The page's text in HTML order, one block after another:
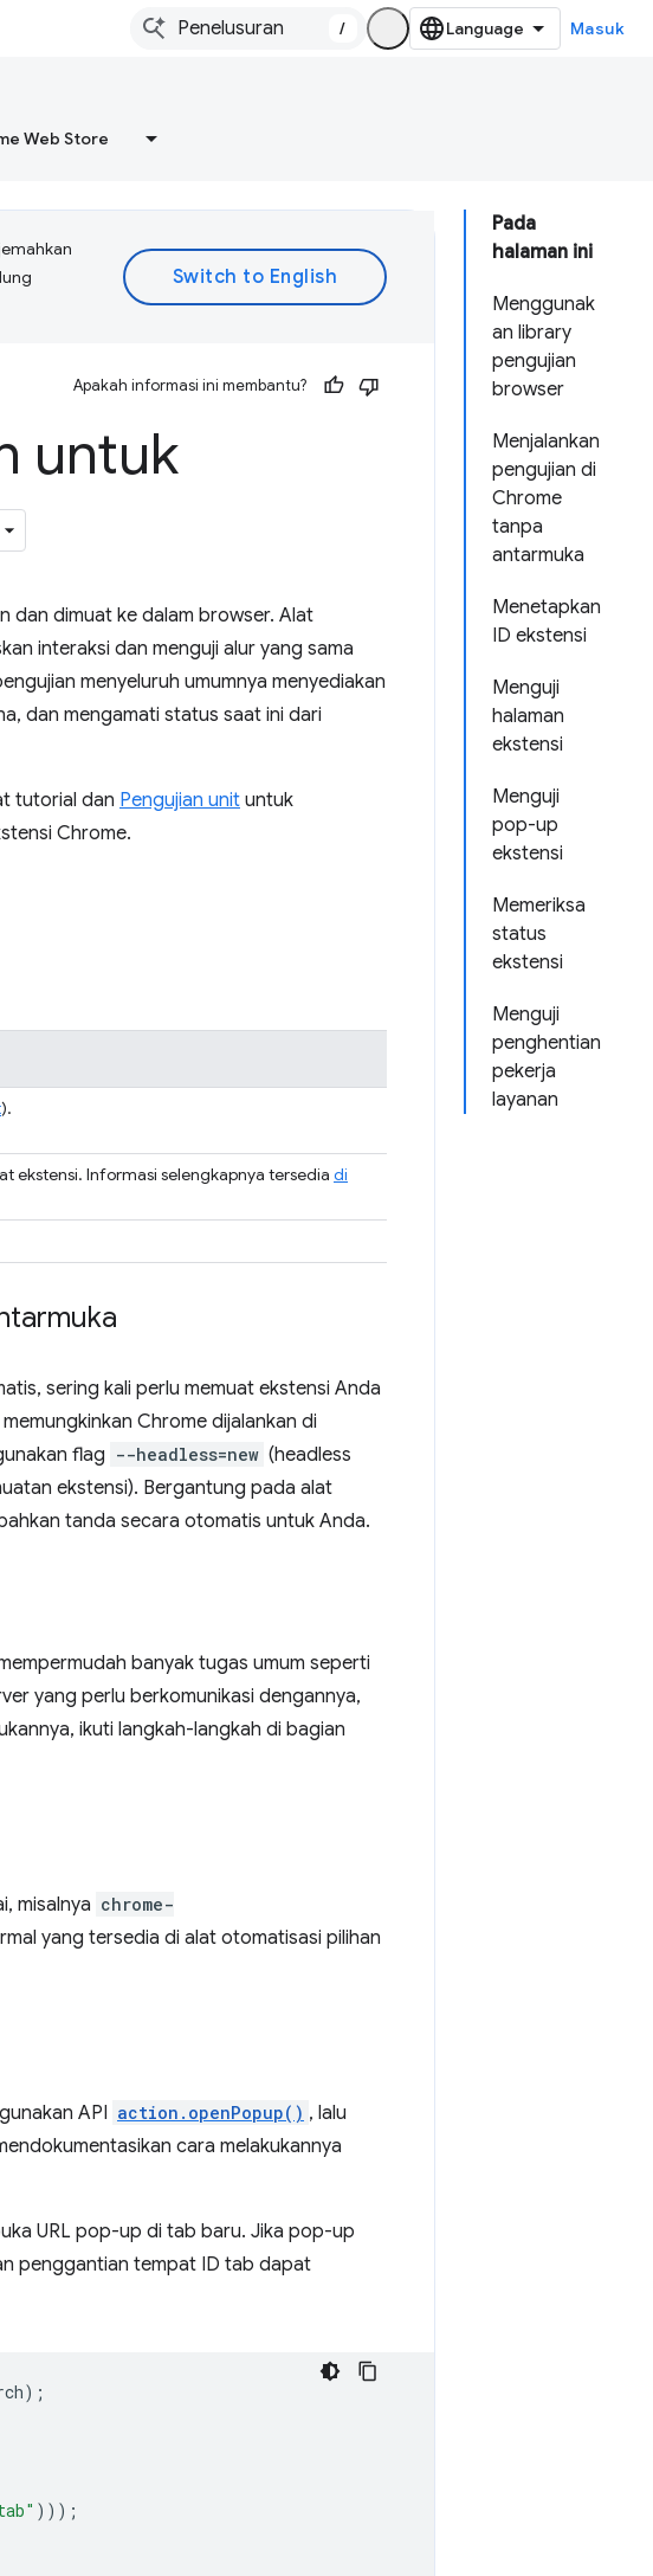
/ Masuk
Web Store
Pada
halaman ini
Menggunak
an library
pengujian
browser
Menjalankan
pengujian di
Chrome
tanpa
antarmuka
Menetapkan
ID ekstensi
Menguji
halaman
ekstensi
Menguji
pop-up
ekstensi
Memeriksa
status
ekstensi
Menguji
penghentian
pekerja
layanan
Apakah informasi ini membantu?
untuk
dan dimuat ke dalam browser. Alat
interaksi dan menguji alur yang sama
menyeluruh umumnya menyediakan
dan mengamati status saat ini dari
tutorial dan Pengujian unit untuk
Chrome.
).
ekstensi. Informasi selengkapnya tersedia di
sering kali perlu memuat ekstensi Anda
Chrome dijalankan di
flag --headless=new (headless
ekstensi). Bergantung pada alat
tanda secara otomatis untuk Anda.
banyak tugas umum seperti
yang perlu berkomunikasi dengannya,
ikuti langkah-langkah di bagian
misalnya chrome-
yang tersedia di alat otomatisasi pilihan
API action.openPopup() , lalu
cara melakukannya
URL pop-up di tab baru. Jika pop-up
penggantian tempat ID tab dapat
);
)));